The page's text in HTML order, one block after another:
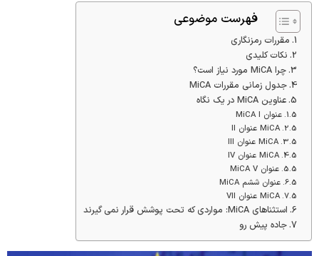
فهرست موضوعی
مقررات رمزنگاری
نکات کلیدی
چرا MiCA مورد نیاز است؟
جدول زمانی مقررات MiCA
عناوین MiCA در یک نگاه
عنوان MiCA I
MiCA عنوان II
MiCA عنوان III
MiCA عنوان IV
عنوان MiCA V
عنوان ششم MiCA
MiCA عنوان VII
استثناهای MiCA: مواردی که تحت پوشش قرار نمی گیرند
جاده پیش رو